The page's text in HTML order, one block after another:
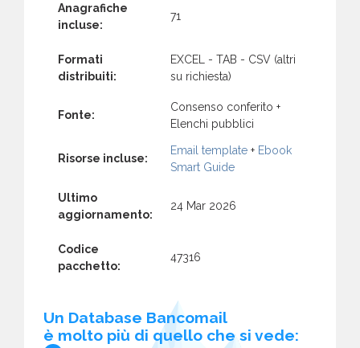
Anagrafiche
incluse:
71
Formati
distribuiti:
EXCEL - TAB - CSV (altri
su richiesta)
Fonte:
Consenso conferito +
Elenchi pubblici
Risorse incluse:
Email template + Ebook
Smart Guide
Ultimo
aggiornamento:
24 Mar 2026
Codice
pacchetto:
47316
Un Database Bancomail
è molto più di quello che si vede: